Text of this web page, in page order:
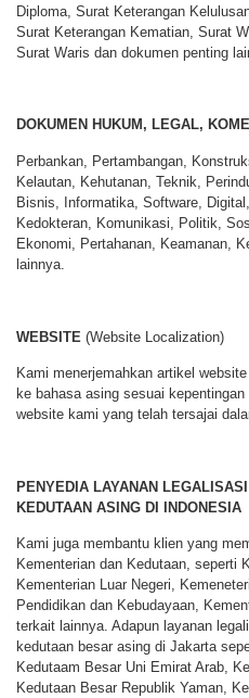
Diploma, Surat Keterangan
Surat Keterangan Kematian, Surat
Surat Waris dan dokumen penting
DOKUMEN HUKUM, LEGAL,
Perbankan, Pertambangan,
Kelautan, Kehutanan, Teknik,
Bisnis, Informatika, Software,
Kedokteran, Komunikasi, Politik,
Ekonomi, Pertahanan, Keamanan,
lainnya.
WEBSITE (Website Localization)
Kami menerjemahkan artikel
ke bahasa asing sesuai
website kami yang telah tersajai
PENYEDIA LAYANAN
KEDUTAAN ASING DI INDONESIA
Kami juga membantu klien yang
Kementerian dan Kedutaan, seperti
Kementerian Luar Negeri,
Pendidikan dan Kebudayaan,
terkait lainnya. Adapun layanan
kedutaan besar asing di Jakarta
Kedutaam Besar Uni Emirat Arab,
Kedutaan Besar Republik Yaman,